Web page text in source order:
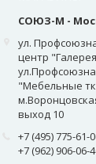
СОЮЗ-М -
ул.
центр
"Мебельные
выход 10
+7 (495) 775-61-
+7 (962) 906-06-